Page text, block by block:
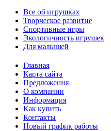
Все об игрушках
Творческое развитие
Спортивные игры
Экологичность игрушек
Для малышей
Главная
Карта сайта
Предложения
О компании
Информация
Как купить
Контакты
Новый график работы